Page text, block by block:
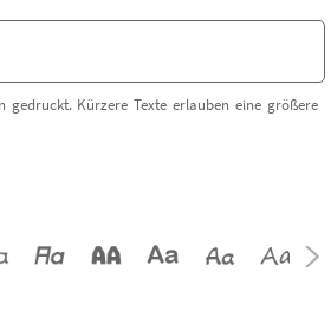
gedruckt. Kürzere Texte erlauben eine größere